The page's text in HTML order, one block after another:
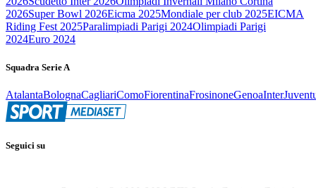
2026Super Bowl 2026Eicma 2025Mondiale per club 2025EICMA
Riding Fest 2025Paralimpiadi Parigi 2024Olimpiadi Parigi
2024Euro 2024
Squadra Serie A
AtalantaBolognaCagliariComoFiorentinaFrosinoneGenoaInter
Seguici su